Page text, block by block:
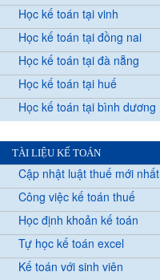
Học kế toán tại vinh
Học kế toán tại đồng nai
Học kế toán tại đà nẵng
Học kế toán tại huế
Học kế toán tại bình dương
TÀI LIỆU KẾ TOÁN
Cập nhật luật thuế mới nhất
Công việc kế toán thuế
Học định khoản kế toán
Tự học kế toán excel
Kế toán với sinh viên